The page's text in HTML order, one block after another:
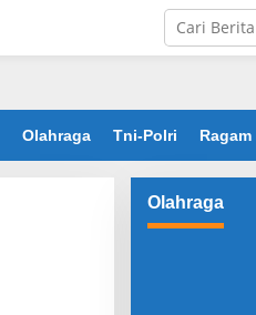
Olahraga Tni-Polri Ragam
Olahraga